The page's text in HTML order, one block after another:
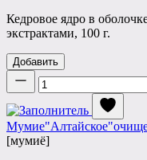
Кедровое ядро в
экстрактами, 100 г.
Добавить
Количество
[мумиё]